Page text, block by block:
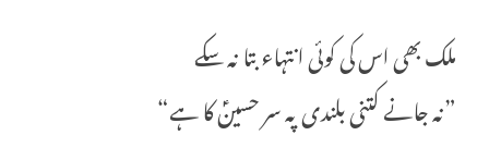
ملک بھی اس کی کوئی انتہاء بتا نہ سکے
”نہ جانے کتنی بلندی پہ سر حسینؑ کا ہے“